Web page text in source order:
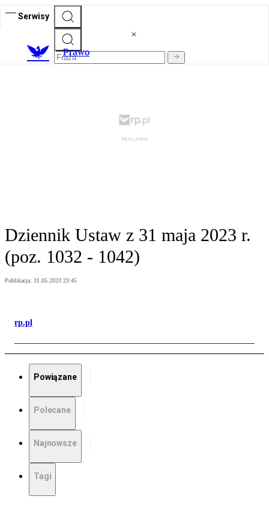
Serwisy
Prawo
Dziennik Ustaw z 31 maja 2023 r.
(poz. 1032 - 1042)
Publikacja: 31.05.2023 23:45
rp.pl
Powiązane
Polecane
Najnowsze
Tagi